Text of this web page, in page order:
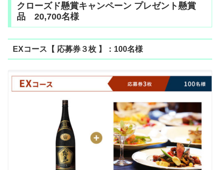
クローズド懸賞キャンペーン プレゼント懸賞
品 20,700名様
EXコース【 応募券３枚 】：100名様